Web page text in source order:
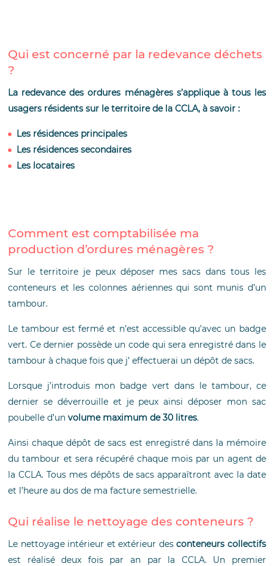
Qui est concerné par la redevance déchets
?
La redevance des ordures ménagères s’applique à tous les
usagers résidents sur le territoire de la CCLA, à savoir :
Les résidences principales
Les résidences secondaires
Les locataires
Comment est comptabilisée ma
production d’ordures ménagères ?
Sur le territoire je peux déposer mes sacs dans tous les
conteneurs et les colonnes aériennes qui sont munis d’un
tambour.
Le tambour est fermé et n’est accessible qu’avec un badge
vert. Ce dernier possède un code qui sera enregistré dans le
tambour à chaque fois que j’ effectuerai un dépôt de sacs.
Lorsque j’introduis mon badge vert dans le tambour, ce
dernier se déverrouille et je peux ainsi déposer mon sac
poubelle d’unvolume maximum de 30 litres.
Ainsi chaque dépôt de sacs est enregistré dans la mémoire
du tambour et sera récupéré chaque mois par un agent de
la CCLA. Tous mes dépôts de sacs apparaîtront avec la date
et l’heure au dos de ma facture semestrielle.
Qui réalise le nettoyage des conteneurs ?
Le nettoyage intérieur et extérieur desconteneurs collectifs
est réalisé deux fois par an par la CCLA. Un premier